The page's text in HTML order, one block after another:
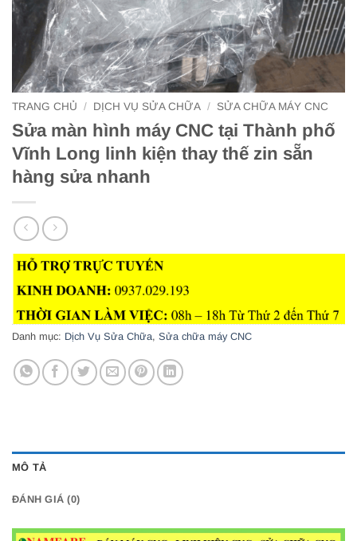
TRANG CHỦ / DỊCH VỤ SỬA CHỮA / SỬA CHỮA MÁY CNC
Sửa màn hình máy CNC tại Thành phố
Vĩnh Long linh kiện thay thế zin sẵn
hàng sửa nhanh
Danh mục: Dịch Vụ Sửa Chữa, Sửa chữa máy CNC
MÔ TẢ
ĐÁNH GIÁ (0)